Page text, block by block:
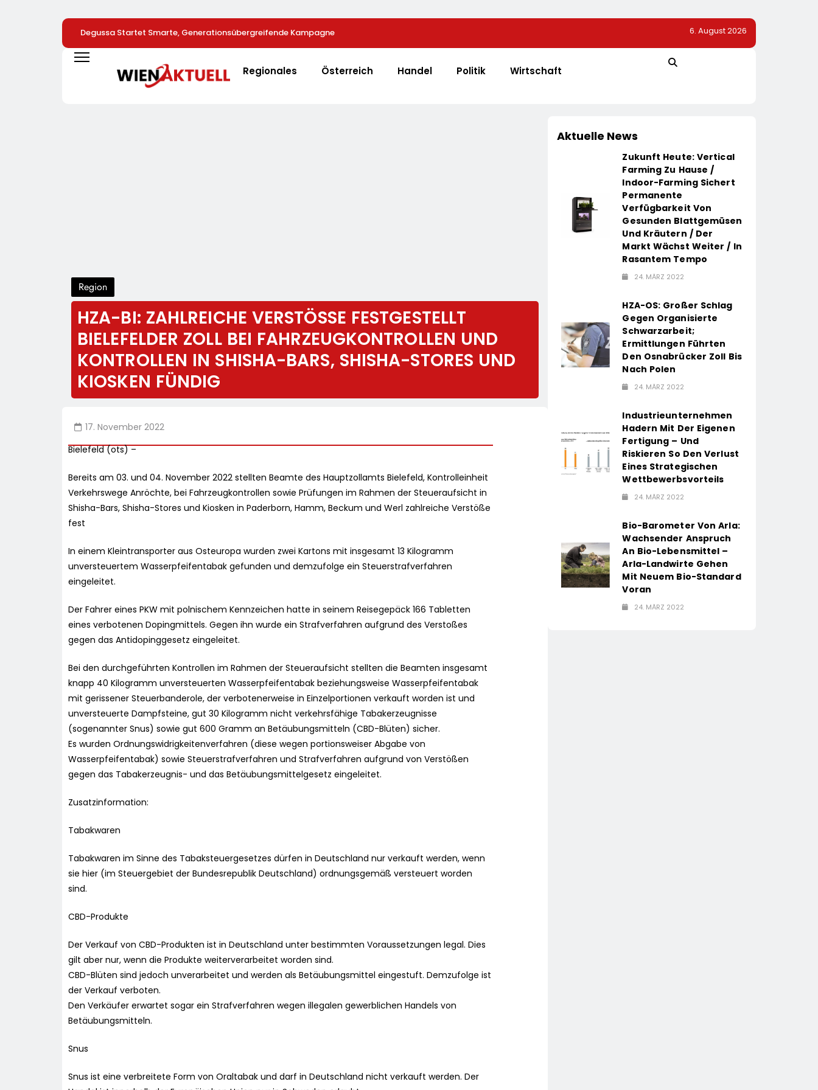
Degussa Startet Smarte, Generationsübergreifende Kampagne
Für Edelmetalle
Gestiegen / BA-Presseinfo Nr. 13
TÜV SÜD: So Finden Verbraucher Das Passende
Laserentfernungsmessgerät
6. August 2026
Regionales Österreich Handel Politik Wirtschaft
Region
HZA-BI: ZAHLREICHE VERSTÖSSE FESTGESTELLT B
IELEFELDER ZOLL BEI FAHRZEUGKONTROLLEN UND K
ONTROLLEN IN SHISHA-BARS, SHISHA-STORES UND K
IOSKEN FÜNDIG
17. November 2022
Bielefeld (ots) –
Bereits am 03. und 04. November 2022 stellten Beamte des Hauptzollamts Bielefeld, Kontrolleinheit
Verkehrswege Anröchte, bei Fahrzeugkontrollen sowie Prüfungen im Rahmen der Steueraufsicht in
Shisha-Bars, Shisha-Stores und Kiosken in Paderborn, Hamm, Beckum und Werl zahlreiche Verstöße
fest
In einem Kleintransporter aus Osteuropa wurden zwei Kartons mit insgesamt 13 Kilogramm
unversteuertem Wasserpfeifentabak gefunden und demzufolge ein Steuerstrafverfahren
eingeleitet.
Der Fahrer eines PKW mit polnischem Kennzeichen hatte in seinem Reisegepäck 166 Tabletten
eines verbotenen Dopingmittels. Gegen ihn wurde ein Strafverfahren aufgrund des Verstoßes
gegen das Antidopinggesetz eingeleitet.
Bei den durchgeführten Kontrollen im Rahmen der Steueraufsicht stellten die Beamten insgesamt
knapp 40 Kilogramm unversteuerten Wasserpfeifentabak beziehungsweise Wasserpfeifentabak
mit gerissener Steuerbanderole, der verbotenerweise in Einzelportionen verkauft worden ist und
unversteuerte Dampfsteine, gut 30 Kilogramm nicht verkehrsfähige Tabakerzeugnisse
(sogenannter Snus) sowie gut 600 Gramm an Betäubungsmitteln (CBD-Blüten) sicher.
Es wurden Ordnungswidrigkeitenverfahren (diese wegen portionsweiser Abgabe von
Wasserpfeifentabak) sowie Steuerstrafverfahren und Strafverfahren aufgrund von Verstößen
gegen das Tabakerzeugnis- und das Betäubungsmittelgesetz eingeleitet.
Zusatzinformation:
Tabakwaren
Tabakwaren im Sinne des Tabaksteuergesetzes dürfen in Deutschland nur verkauft werden, wenn
sie hier (im Steuergebiet der Bundesrepublik Deutschland) ordnungsgemäß versteuert worden
sind.
CBD-Produkte
Der Verkauf von CBD-Produkten ist in Deutschland unter bestimmten Voraussetzungen legal. Dies
gilt aber nur, wenn die Produkte weiterverarbeitet worden sind.
CBD-Blüten sind jedoch unverarbeitet und werden als Betäubungsmittel eingestuft. Demzufolge ist
der Verkauf verboten.
Den Verkäufer erwartet sogar ein Strafverfahren wegen illegalen gewerblichen Handels von
Betäubungsmitteln.
Snus
Snus ist eine verbreitete Form von Oraltabak und darf in Deutschland nicht verkauft werden. Der
Aktuelle News
Zukunft Heute: Vertical
Farming Zu Hause /
Indoor-Farming Sichert
Permanente
Verfügbarkeit Von
Gesunden Blattgemüsen
Und Kräutern / Der
Markt Wächst Weiter / In
Rasantem Tempo
24. MÄRZ 2022
HZA-OS: Großer Schlag
Gegen Organisierte
Schwarzarbeit;
Ermittlungen Führten
Den Osnabrücker Zoll Bis
Nach Polen
24. MÄRZ 2022
Industrieunternehmen
Hadern Mit Der Eigenen
Fertigung – Und
Riskieren So Den Verlust
Eines Strategischen
Wettbewerbsvorteils
24. MÄRZ 2022
Bio-Barometer Von Arla:
Wachsender Anspruch
An Bio-Lebensmittel –
Arla-Landwirte Gehen
Mit Neuem Bio-Standard
Voran
24. MÄRZ 2022